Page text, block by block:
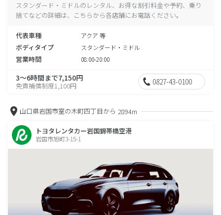
スタンダード・ミドルのレンタル、お得な割引料金や予約、乗り
捨てなどの詳細は、こちらから各店舗にお電話ください。
代表車種 アクア 等
ボディタイプ スタンダード・ミドル
営業時間 08:00-20:00
3～6時間まで7,150円
免責補償制度1,100円 0827-43-0100
山口県岩国市室の木町四丁目から 2894m
トヨタレンタカー岩国錦帯橋空港
岩国市旭町3-15-1